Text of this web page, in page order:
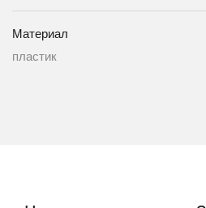
Материал
пластик